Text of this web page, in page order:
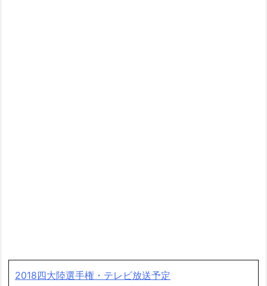
2018四大陸選手権・テレビ放送予定